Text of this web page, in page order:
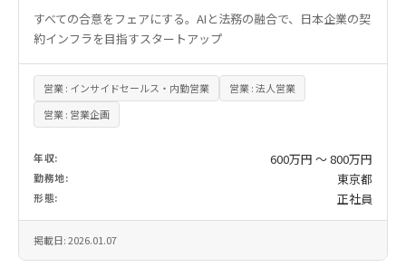
すべての合意をフェアにする。AIと法務の融合で、日本企業の契
約インフラを目指すスタートアップ
営業 : インサイドセールス・内勤営業
営業 : 法人営業
営業 : 営業企画
年収: 600万円 〜 800万円
勤務地: 東京都
形態: 正社員
掲載日: 2026.01.07